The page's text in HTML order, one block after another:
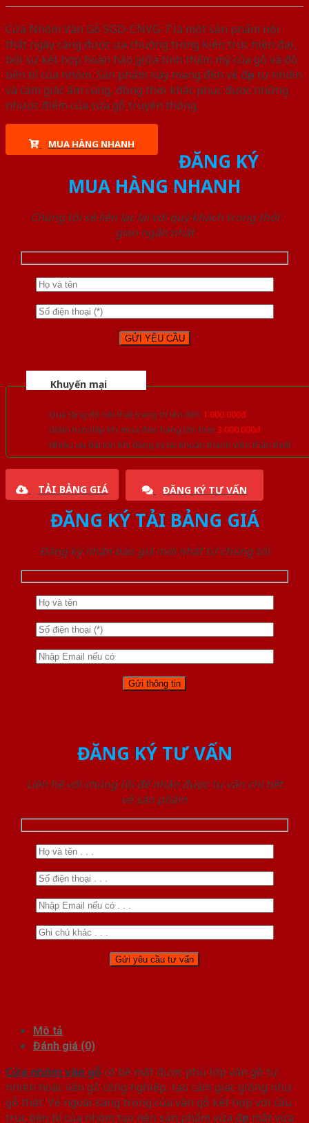
Cửa Nhôm Vân Gỗ SGD-CNVG-7 là một sản phẩm nội
thất ngày càng được ưa chuộng trong kiến trúc hiện đại,
bởi sự kết hợp hoàn hảo giữa tính thẩm mỹ của gỗ và độ
bền bỉ của nhôm. Sản phẩm này mang đến vẻ đẹp tự nhiên
và cảm giác ấm cúng, đồng thời khắc phục được những
nhược điểm của cửa gỗ truyền thống.
MUA HÀNG NHANH
ĐĂNG KÝ
MUA HÀNG NHANH
Chúng tôi sẽ liên lạc lại với quý khách trong thời
gian ngắn nhất
Khuyến mại
Quà tặng đồ nội thất trang trí lên đến 1.000.000đ
Giảm trực tiếp khi mua đơn hàng lớn hơn 3.000.000đ
Nhiều ưu đãi lớn khi đăng ký tài khoản thành viên thân thiết
TẢI BẢNG GIÁ ĐĂNG KÝ TƯ VẤN
ĐĂNG KÝ TẢI BẢNG GIÁ
Đăng ký nhận báo giá mới nhất từ chúng tôi
ĐĂNG KÝ TƯ VẤN
Liên hệ với chúng tôi để nhận được tư vấn chi tiết
về sản phẩm
Mô tả
Đánh giá (0)
Cửa nhôm vân gỗcó bề mặt được phủ lớp vân gỗ tự
nhiên hoặc vân gỗ công nghiệp, tạo cảm giác giống như
gỗ thật. Vẻ ngoài sang trọng của vân gỗ kết hợp với cấu
trúc bền bỉ của nhôm tạo nên sản phẩm vừa đẹp mắt vừa